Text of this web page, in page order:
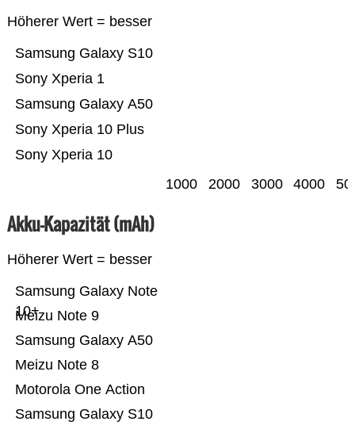
Höherer Wert = besser
Sony Xperia 10
Sony Xperia 10 Plus
Samsung Galaxy A50
Sony Xperia 1
Samsung Galaxy S10
1000 2000 3000 4000
Akku-Kapazität (mAh)
Höherer Wert = besser
Samsung Galaxy S10
Motorola One Action
Meizu Note 8
Samsung Galaxy A50
Meizu Note 9
Samsung Galaxy Note
10+